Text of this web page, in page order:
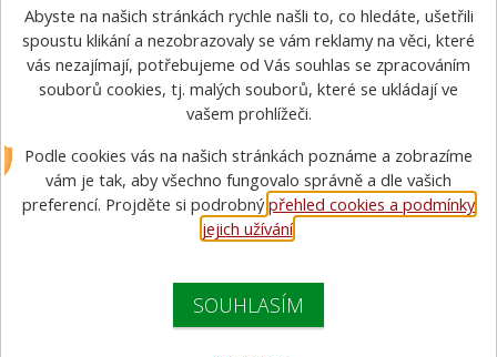
a majetek druhých.
Dýchací přístroje kompresory pro plnění tlakových lahví
kompresory pro plnění
tlakových lahví
Cílem je prodej nebo pronájem vysokotlakého kompresoru s
plnící hadicí/lištou pro plnění vzduchu do
Abyste na našich stránkách rychle našli to, co hledáte, ušetřili
spoustu klikání a nezobrazovaly se vám reklamy na věci, které
vás nezajímají, potřebujeme od Vás souhlas se zpracováním
souborů cookies, tj. malých souborů, které se ukládají ve
vašem prohlížeči.
Podle cookies vás na našich stránkách poznáme a zobrazíme
vám je tak, aby všechno fungovalo správně a dle vašich
preferencí. Projděte si podrobnýpřehled cookies a podmínky
jejich užívání.
SOUHLASÍM